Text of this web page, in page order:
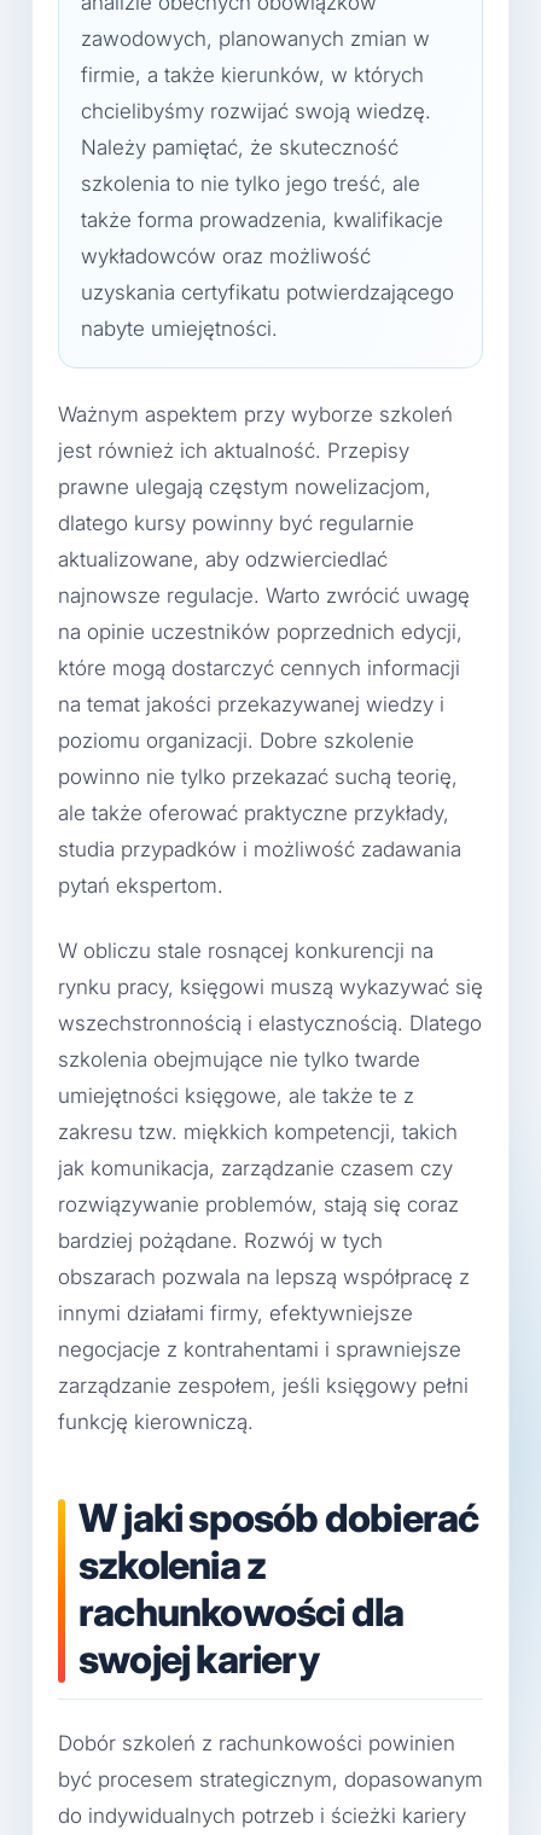
zawodowych, planowanych zmian w
firmie, a także kierunków, w których
chcielibyśmy rozwijać swoją wiedzę.
Należy pamiętać, że skuteczność
szkolenia to nie tylko jego treść, ale
także forma prowadzenia, kwalifikacje
wykładowców oraz możliwość
uzyskania certyfikatu potwierdzającego
nabyte umiejętności.
Ważnym aspektem przy wyborze szkoleń
jest również ich aktualność. Przepisy
prawne ulegają częstym nowelizacjom,
dlatego kursy powinny być regularnie
aktualizowane, aby odzwierciedlać
najnowsze regulacje. Warto zwrócić uwagę
na opinie uczestników poprzednich edycji,
które mogą dostarczyć cennych informacji
na temat jakości przekazywanej wiedzy i
poziomu organizacji. Dobre szkolenie
powinno nie tylko przekazać suchą teorię,
ale także oferować praktyczne przykłady,
studia przypadków i możliwość zadawania
pytań ekspertom.
W obliczu stale rosnącej konkurencji na
rynku pracy, księgowi muszą wykazywać się
wszechstronnością i elastycznością. Dlatego
szkolenia obejmujące nie tylko twarde
umiejętności księgowe, ale także te z
zakresu tzw. miękkich kompetencji, takich
jak komunikacja, zarządzanie czasem czy
rozwiązywanie problemów, stają się coraz
bardziej pożądane. Rozwój w tych
obszarach pozwala na lepszą współpracę z
innymi działami firmy, efektywniejsze
negocjacje z kontrahentami i sprawniejsze
zarządzanie zespołem, jeśli księgowy pełni
funkcję kierowniczą.
W jaki sposób dobierać
szkolenia z
rachunkowości dla
swojej kariery
Dobór szkoleń z rachunkowości powinien
być procesem strategicznym, dopasowanym
do indywidualnych potrzeb i ścieżki kariery